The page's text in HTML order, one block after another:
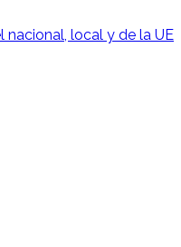
nacional, local y de la UE